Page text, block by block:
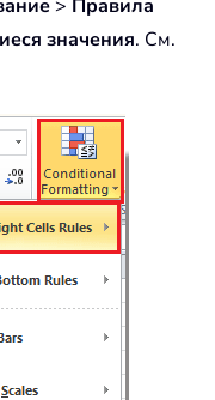
> Правила
значения. См.